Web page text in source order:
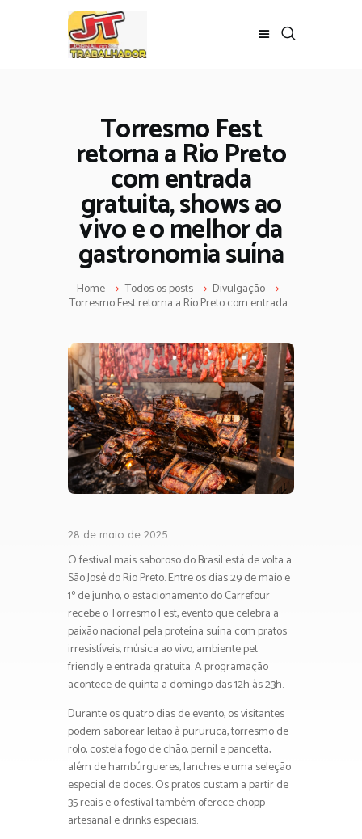
Torresmo Fest
retorna a Rio Preto
com entrada
gratuita, shows ao
vivo e o melhor da
gastronomia suína
Home Todos os posts Divulgação
Torresmo Fest retorna a Rio Preto com entrada...
28 de maio de 2025
O festival mais saboroso do Brasil está de volta a
São José do Rio Preto. Entre os dias 29 de maio e
1º de junho, o estacionamento do Carrefour
recebe o Torresmo Fest, evento que celebra a
paixão nacional pela proteína suína com pratos
irresistíveis, música ao vivo, ambiente pet
friendly e entrada gratuita. A programação
acontece de quinta a domingo das 12h às 23h.
Durante os quatro dias de evento, os visitantes
podem saborear leitão à pururuca, torresmo de
rolo, costela fogo de chão, pernil e pancetta,
além de hambúrgueres, lanches e uma seleção
especial de doces. Os pratos custam a partir de
35 reais e o festival também oferece chopp
artesanal e drinks especiais.